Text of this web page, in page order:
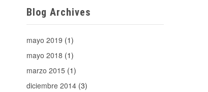
Blog Archives
mayo 2019 (1)
mayo 2018 (1)
marzo 2015 (1)
diciembre 2014 (3)